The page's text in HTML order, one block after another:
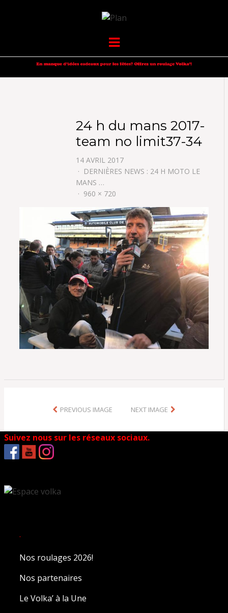
VOLKANIK-
ENDURANCE
Menu
24 h du mans 2017-
team no limit37-34
14 AVRIL 2017
DERNIÈRES NEWS : 24 H MOTO LE
MANS …
960 × 720
PREVIOUS IMAGE NEXT IMAGE
Suivez nous sur les réseaux sociaux.
.
Nos roulages 2026!
Nos partenaires
Le Volka’ à la Une